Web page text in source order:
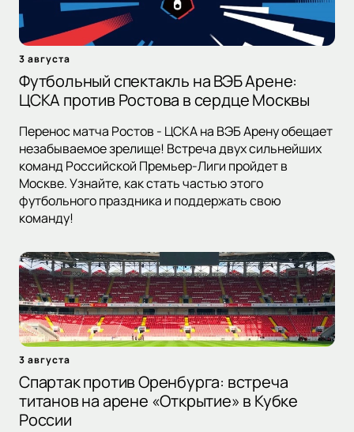
3 августа
Футбольный спектакль на ВЭБ Арене:
ЦСКА против Ростова в сердце Москвы
Перенос матча Ростов - ЦСКА на ВЭБ Арену обещает
незабываемое зрелище! Встреча двух сильнейших
команд Российской Премьер-Лиги пройдет в
Москве. Узнайте, как стать частью этого
футбольного праздника и поддержать свою
команду!
3 августа
Спартак против Оренбурга: встреча
титанов на арене «Открытие» в Кубке
России